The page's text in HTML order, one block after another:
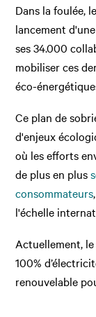
Dans la foulée,
lancement
ses 34.000
mobiliser ces
éco-
Ce plan de
d'enjeux
où les efforts
de plus en plus
consommateurs
l'échelle
Actuellement,
100%
renouvelable